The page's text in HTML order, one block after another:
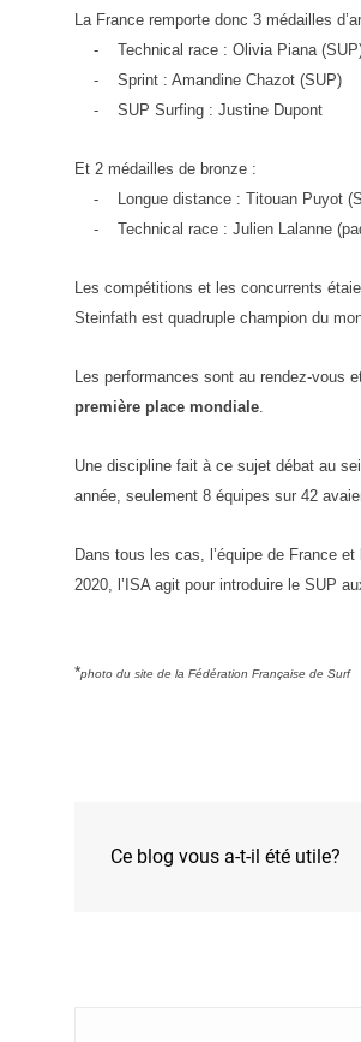
La France remporte donc 3 médailles
- Technical race : Olivia Piana
- Sprint : Amandine Chazot (SUP)
- SUP Surfing : Justine Dupont
Et 2 médailles de bronze :
- Longue distance : Titouan Puyot
- Technical race : Julien Lalanne
Les compétitions et les concurrents
Steinfath est quadruple champion du
Les performances sont au rendez-
première place mondiale
Une discipline fait à ce sujet débat au
année, seulement 8 équipes sur 42
Dans tous les cas, l’équipe de France
2020, l’ISA agit pour introduire le SUP
*photo du site de la Fédération Française de Surf
Ce blog vous a-t-il été utile?